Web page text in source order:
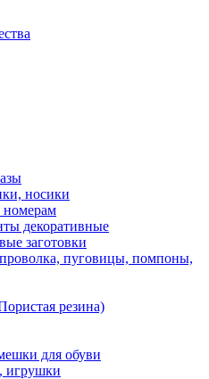
носики
декоративные
заготовки
пуговицы, помпоны,
резина)
для обуви
игрушки